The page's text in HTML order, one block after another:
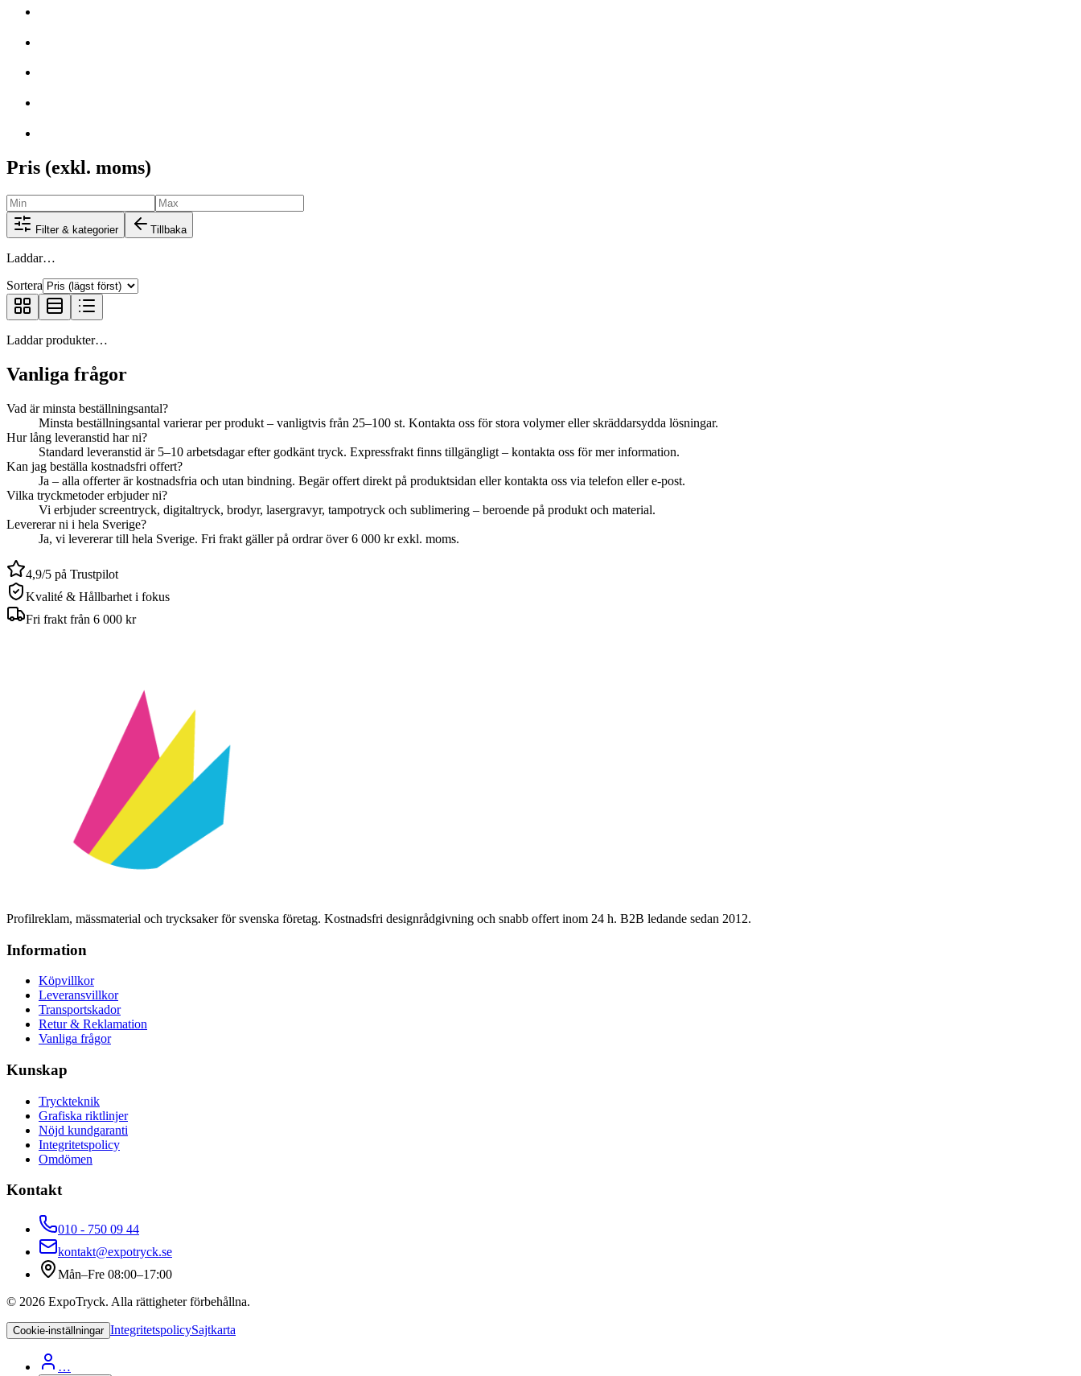
Pris (exkl. moms)
Filter & kategorier Tillbaka
Laddar…
Sortera
Laddar produkter…
Vanliga frågor
Vad är minsta beställningsantal?
Minsta beställningsantal varierar per produkt – vanligtvis från 25–100 st. Kontakta oss för stora volymer eller skräddarsydda lösningar.
Hur lång leveranstid har ni?
Standard leveranstid är 5–10 arbetsdagar efter godkänt tryck. Expressfrakt finns tillgängligt – kontakta oss för mer information.
Kan jag beställa kostnadsfri offert?
Ja – alla offerter är kostnadsfria och utan bindning. Begär offert direkt på produktsidan eller kontakta oss via telefon eller e-post.
Vilka tryckmetoder erbjuder ni?
Vi erbjuder screentryck, digitaltryck, brodyr, lasergravyr, tampotryck och sublimering – beroende på produkt och material.
Levererar ni i hela Sverige?
Ja, vi levererar till hela Sverige. Fri frakt gäller på ordrar över 6 000 kr exkl. moms.
4,9/5 på Trustpilot
Kvalité & Hållbarhet i fokus
Fri frakt från 6 000 kr
Profilreklam, mässmaterial och trycksaker för svenska företag. Kostnadsfri designrådgivning och snabb offert inom 24 h. B2B ledande sedan 2012.
Information
Köpvillkor
Leveransvillkor
Transportskador
Retur & Reklamation
Vanliga frågor
Kunskap
Tryckteknik
Grafiska riktlinjer
Nöjd kundgaranti
Integritetspolicy
Omdömen
Kontakt
010 - 750 09 44
kontakt@expotryck.se
Mån–Fre 08:00–17:00
© 2026 ExpoTryck. Alla rättigheter förbehållna.
Cookie-inställningar IntegritetspolicySajtkarta
…